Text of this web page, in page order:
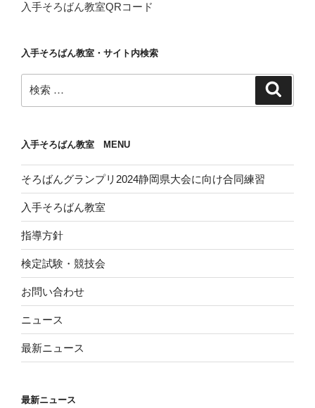
入手そろばん教室QRコード
入手そろばん教室・サイト内検索
索:
入手そろばん教室 MENU
そろばんグランプリ2024静岡県大会に向け合同練習
入手そろばん教室
指導方針
検定試験・競技会
お問い合わせ
ニュース
最新ニュース
最新ニュース